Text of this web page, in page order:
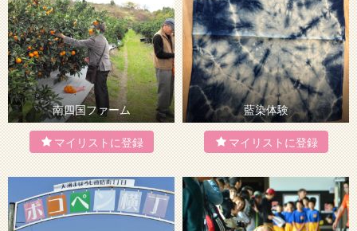
南四国ファーム 藍染体験